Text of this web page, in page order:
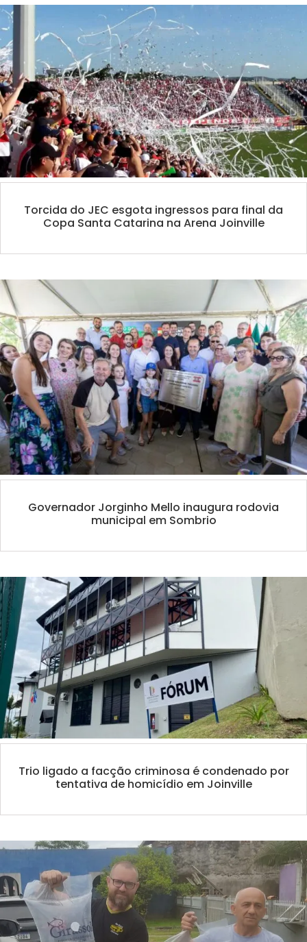
Torcida do JEC esgota ingressos para final da
Copa Santa Catarina na Arena Joinville
Governador Jorginho Mello inaugura rodovia
municipal em Sombrio
Trio ligado a facção criminosa é condenado por
tentativa de homicídio em Joinville